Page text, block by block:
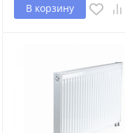
В корзину